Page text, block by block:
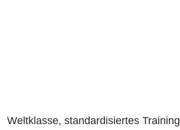
Weltklasse, standardisiertes Training